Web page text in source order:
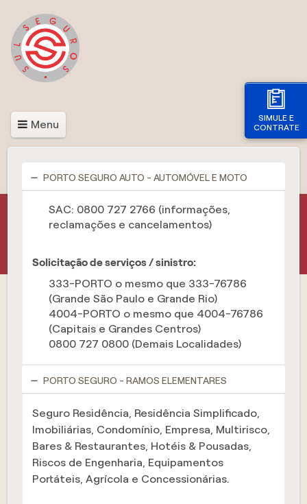
SIMULE E
CONTRATE
Menu
PORTO SEGURO AUTO - AUTOMÓVEL E MOTO
SAC: 0800 727 2766 (informações,
reclamações e cancelamentos)
Solicitação de serviços / sinistro:
333-PORTO o mesmo que 333-76786
(Grande São Paulo e Grande Rio)
4004-PORTO o mesmo que 4004-76786
(Capitais e Grandes Centros)
0800 727 0800 (Demais Localidades)
PORTO SEGURO - RAMOS ELEMENTARES
Seguro Residência, Residência Simplificado,
Imobiliárias, Condomínio, Empresa, Multirisco,
Bares & Restaurantes, Hotéis & Pousadas,
Riscos de Engenharia, Equipamentos
Portáteis, Agrícola e Concessionárias.